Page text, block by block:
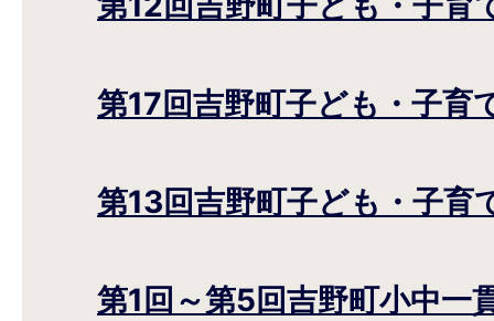
第17回吉野町子ども・子育
第13回吉野町子ども・子育
第1回～第5回吉野町小中一